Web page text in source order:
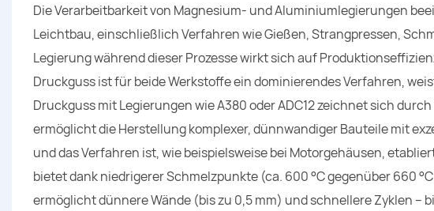
Die Verarbeitbarkeit von Magnesium- und Aluminiumlegierungen
Leichtbau, einschließlich Verfahren wie Gießen, Strangpressen,
Legierung während dieser Prozesse wirkt sich auf
Druckguss ist für beide Werkstoffe ein dominierendes Verfahren,
Druckguss mit Legierungen wie A380 oder ADC12 zeichnet sich
ermöglicht die Herstellung komplexer, dünnwandiger Bauteile mit
und das Verfahren ist, wie beispielsweise bei Motorgehäusen,
bietet dank niedrigerer Schmelzpunkte (ca. 600 °C gegenüber 660
ermöglicht dünnere Wände (bis zu 0,5 mm) und schnellere Zyklen –